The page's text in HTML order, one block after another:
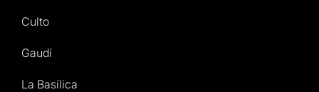
Culto
Gaudí
La Basílica